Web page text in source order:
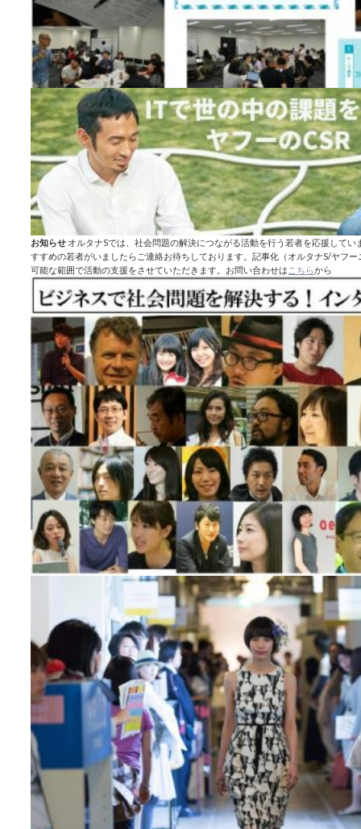
お知らせ オルタナSでは、社会問題の解決につながる活動を行う若者を応援して
すすめの若者がいましたらご連絡お待ちしております。記事化（オルタナS/ヤフ
可能な範囲で活動の支援をさせていただきます。お問い合わせは こちらから